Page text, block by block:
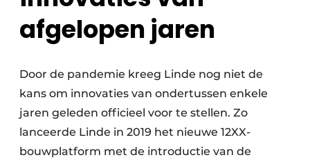
afgelopen jaren
Door de pandemie kreeg Linde nog niet de
kans om innovaties van ondertussen enkele
jaren geleden officieel voor te stellen. Zo
lanceerde Linde in 2019 het nieuwe 12XX-
bouwplatform met de introductie van de